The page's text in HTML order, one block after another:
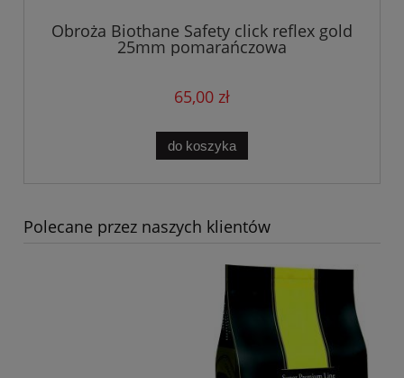
Obroża Biothane Safety click reflex gold
25mm pomarańczowa
65,00 zł
do koszyka
Polecane przez naszych klientów